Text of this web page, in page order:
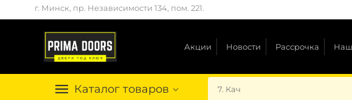
г. Минск, пр. Независимости 134, пом. 221.
Акции Новости Рассрочка
Каталог товаров